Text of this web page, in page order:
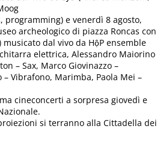
programming) e venerdì 8 agosto,
archeologico di piazza Roncas con
musicato dal vivo da HộP ensemble
elettrica, Alessandro Maiorino
– Sax, Marco Giovinazzo –
– Vibrafono, Marimba, Paola Mei –
cineconcerti a sorpresa giovedì e
si terranno alla Cittadella dei